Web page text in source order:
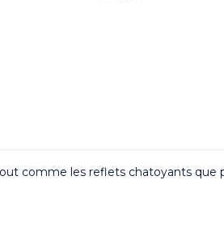
comme les reflets chatoyants que